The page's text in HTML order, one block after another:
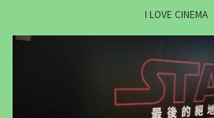
I LOVE CINEMA